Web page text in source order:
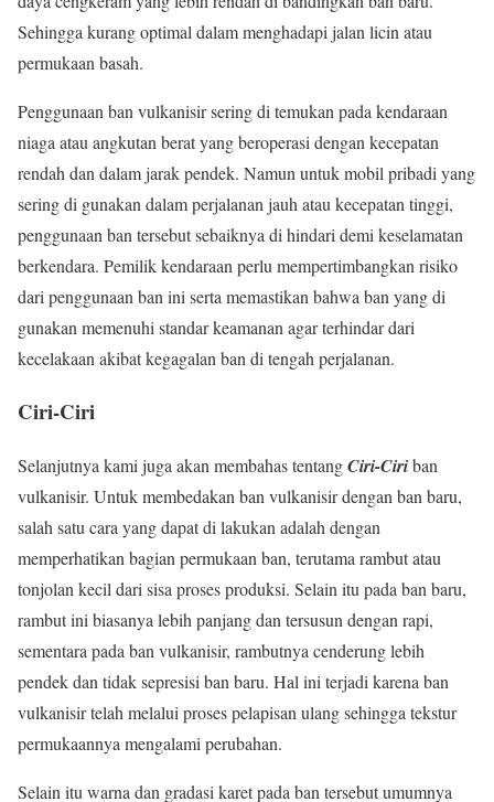
Sehingga kurang optimal dalam menghadapi jalan licin atau
permukaan basah.
Penggunaan ban vulkanisir sering di temukan pada kendaraan
niaga atau angkutan berat yang beroperasi dengan kecepatan
rendah dan dalam jarak pendek. Namun untuk mobil pribadi yang
sering di gunakan dalam perjalanan jauh atau kecepatan tinggi,
penggunaan ban tersebut sebaiknya di hindari demi keselamatan
berkendara. Pemilik kendaraan perlu mempertimbangkan risiko
dari penggunaan ban ini serta memastikan bahwa ban yang di
gunakan memenuhi standar keamanan agar terhindar dari
kecelakaan akibat kegagalan ban di tengah perjalanan.
Ciri-Ciri
Selanjutnya kami juga akan membahas tentangCiri-Ciriban
vulkanisir. Untuk membedakan ban vulkanisir dengan ban baru,
salah satu cara yang dapat di lakukan adalah dengan
memperhatikan bagian permukaan ban, terutama rambut atau
tonjolan kecil dari sisa proses produksi. Selain itu pada ban baru,
rambut ini biasanya lebih panjang dan tersusun dengan rapi,
sementara pada ban vulkanisir, rambutnya cenderung lebih
pendek dan tidak sepresisi ban baru. Hal ini terjadi karena ban
vulkanisir telah melalui proses pelapisan ulang sehingga tekstur
permukaannya mengalami perubahan.
Selain itu warna dan gradasi karet pada ban tersebut umumnya